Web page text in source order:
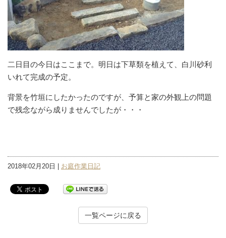
二日目の今日はここまで。明日は下草類を植えて、白川砂利
いれて完成の予定。
背景を竹垣にしたかったのですが、予算と家の外観上の問題
で残念ながら成りませんでしたが・・・
2018年02月20日 | お庭作業日記
一覧ページに戻る